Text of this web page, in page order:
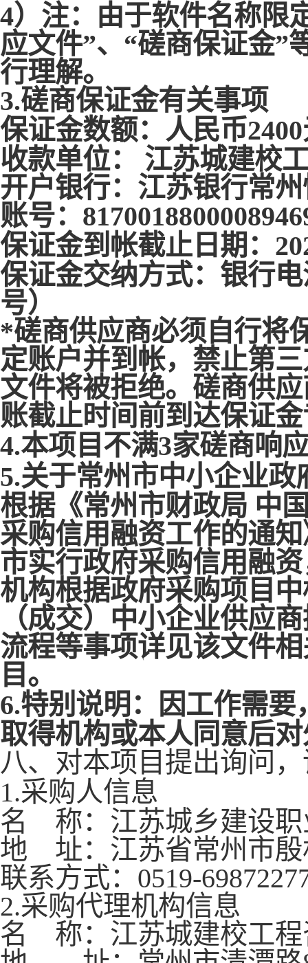
4）注：由于软件名称限
应文件”、“磋商保证金”
行理解。
3.磋商保证金有关事项
保证金数额：人民币2400
收款单位：
江苏城建校
开户银行：江苏银行常
账号：
保证金到帐截止日期：
保证金交纳方式：银行
号）
*磋商供应商必须自行将
定账户并到帐，禁止第
文件将被拒绝。磋商供
账截止时间前到达保证
4.本项目不满3家磋商响
5.关于常州市中小企业政
根据《常州市财政局 中
采购信用融资工作的通
市实行政府采购信用融
机构根据政府采购项目
（成交）中小企业供应
流程等事项详见该文件
目。
6.特别说明：因工作需
取得机构或本人同意后
八、对本项目提出询问
1.采购人信息
名
称：江苏城乡建设
地
址：江苏省常州市
联系方式： 0519-
2.采购代理机构信息
名
称： 江苏城建校工